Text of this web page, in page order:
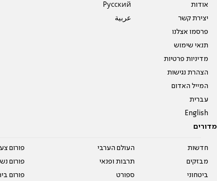
אודות
יצירת קשר
פרסמו אצלנו
תנאי שימוש
מדיניות פרטיות
הצהרת נגישות
המייל האדום
עברית
English
Pусский
عربية
מדורים
חדשות
מבזקים
ביטחוני
העולם הערבי
תרבות ופנאי
ספורט
פורום
פורום
פורום